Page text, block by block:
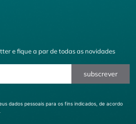
e fique a par de todas as novidades
subscrever
dados pessoais para os fins indicados, de acordo